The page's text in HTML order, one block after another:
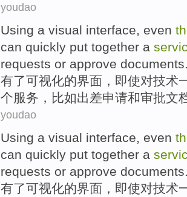
youdao
Using a visual interface, even
can quickly put together a
requests or approve documents
有了可视化的界面 ， 即使对技术
个服务 ，比如出差申请和审批文
youdao
Using a visual interface even
can quickly put together a
requests or approve documents
有了可视化的界面 ， 即使对技术